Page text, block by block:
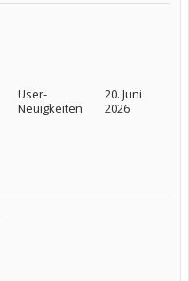
User-
Neuigkeiten
20. Juni
2026